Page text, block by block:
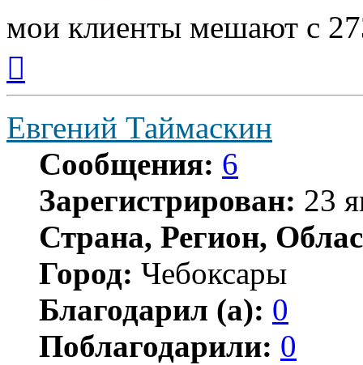
мои клиенты мешают с
началу
Евгений Таймаскин
Сообщения: 6
Зарегистрирован: 23
Страна, Регион,
Город: Чебоксары
Благодарил (а): 0
Поблагодарили: 0